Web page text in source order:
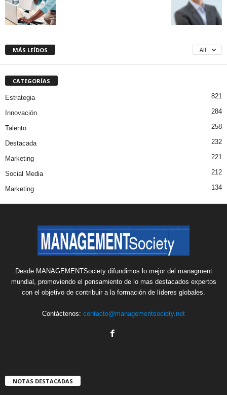
MÁS LEÍDOS All
CATEGORÍAS
Estrategia 821
Innovación 284
Talento 258
Destacada 232
Marketing 221
Social Media 212
Marketing 134
Desde MANAGEMENTSociety difundimos lo mejor del managment
mundial, promoviendo el pensamiento de lo mas destacados expertos
con el objetivo de contribuir a la formación de líderes globales.
Contáctenos: contacto@managementsociety.net
NOTAS DESTACADAS